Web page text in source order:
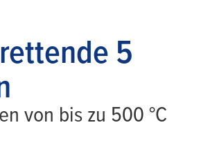
5
von bis zu 500 °C